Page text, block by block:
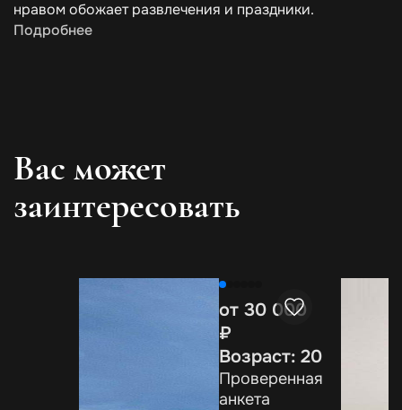
нравом обожает развлечения и праздники.
Подробнее
Вас может
заинтересовать
от 30 000
₽
Возраст: 20
Проверенная
анкета